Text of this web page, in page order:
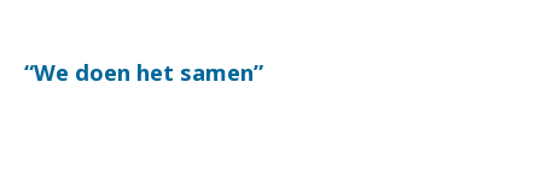
“We doen het samen”